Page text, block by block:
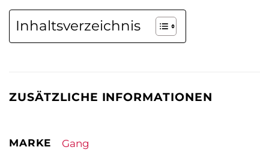
Inhaltsverzeichnis
ZUSÄTZLICHE INFORMATIONEN
MARKE Gang